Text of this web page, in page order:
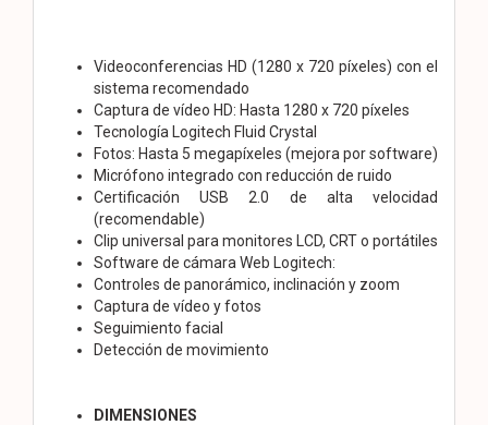
Videoconferencias HD (1280 x 720 píxeles) con el
sistema recomendado
Captura de vídeo HD: Hasta 1280 x 720 píxeles
Tecnología Logitech Fluid Crystal
Fotos: Hasta 5 megapíxeles (mejora por software)
Micrófono integrado con reducción de ruido
Certificación USB 2.0 de alta velocidad
(recomendable)
Clip universal para monitores LCD, CRT o portátiles
Software de cámara Web Logitech:
Controles de panorámico, inclinación y zoom
Captura de vídeo y fotos
Seguimiento facial
Detección de movimiento
DIMENSIONES